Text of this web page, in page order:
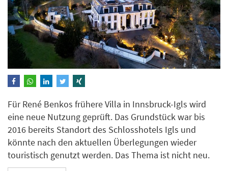
Für René Benkos frühere Villa in Innsbruck-Igls wird
eine neue Nutzung geprüft. Das Grundstück war bis
2016 bereits Standort des Schlosshotels Igls und
könnte nach den aktuellen Überlegungen wieder
touristisch genutzt werden. Das Thema ist nicht neu.